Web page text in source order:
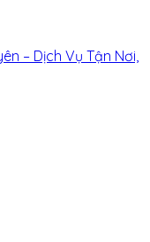
– Dịch Vụ Tận Nơi,